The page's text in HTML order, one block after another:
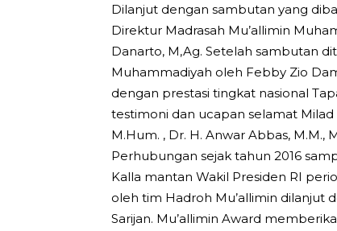
Dilanjut dengan sambutan yang
Direktur Madrasah Mu’allimin
Danarto, M,Ag. Setelah sambutan
Muhammadiyah oleh Febby Zio
dengan prestasi tingkat nasional
testimoni dan ucapan selamat Milad
M.Hum. , Dr. H. Anwar Abbas, M.M.,
Perhubungan sejak tahun 2016
Kalla mantan Wakil Presiden RI
oleh tim Hadroh Mu’allimin dilanjut
Sarijan. Mu’allimin Award